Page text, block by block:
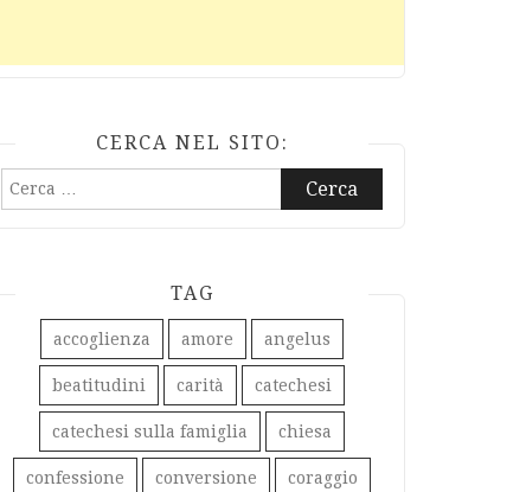
CERCA NEL SITO:
Ricerca
TAG
accoglienza amore angelus
beatitudini carità catechesi
catechesi sulla famiglia chiesa
confessione conversione coraggio